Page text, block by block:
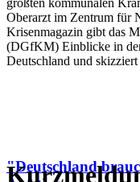
größten kommunalen
Oberarzt im Zentrum für
Krisenmagazin gibt das
(DGfKM) Einblicke in
Deutschland und
"Deutschland